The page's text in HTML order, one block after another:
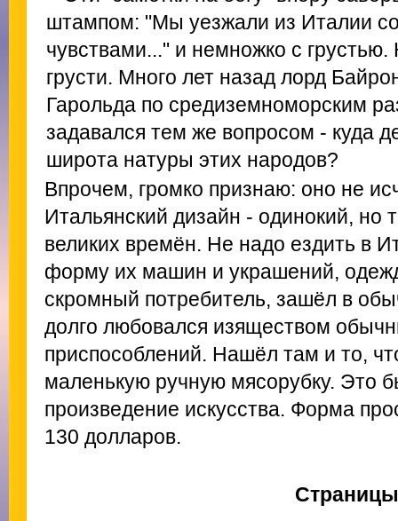
штампом: "Мы уезжали из Италии
чувствами..." и немножко с
грусти. Много лет назад лорд
Гарольда по средиземноморским
задавался тем же вопросом - куда
широта натуры этих народов?
Впрочем, громко признаю: оно не
Итальянский дизайн - одинокий, но
великих времён. Не надо ездить в
форму их машин и украшений,
скромный потребитель, зашёл в
долго любовался изяществом
приспособлений. Нашёл там и то,
маленькую ручную мясорубку. Это
произведение искусства. Форма
130 долларов.
Страницы